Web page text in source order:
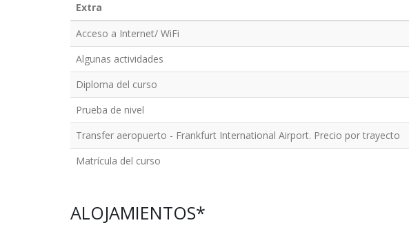
Extra
Acceso a Internet/ WiFi
Algunas actividades
Diploma del curso
Prueba de nivel
Transfer aeropuerto - Frankfurt International Airport. Precio por trayecto
Matrícula del curso
ALOJAMIENTOS*